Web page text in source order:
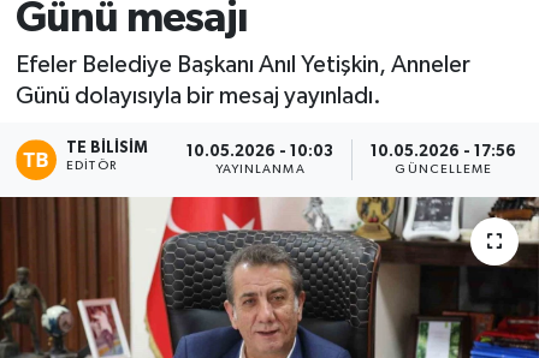
Günü mesajı
Efeler Belediye Başkanı Anıl Yetişkin, Anneler
Günü dolayısıyla bir mesaj yayınladı.
TE BILISIM
EDITÖR
10.05.2026 - 10:03
YAYINLANMA
10.05.2026 - 17:56
GÜNCELLEME
Son Dakika Haberleri
Haber Arşivi